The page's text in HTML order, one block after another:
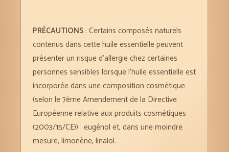
PRÉCAUTIONS : Certains composés naturels
contenus dans cette huile essentielle peuvent
présenter un risque d’allergie chez certaines
personnes sensibles lorsque l’huile essentielle est
incorporée dans une composition cosmétique
(selon le 7ème Amendement de la Directive
Européenne relative aux produits cosmétiques
(2003/15/CE)) : eugénol et, dans une moindre
mesure, limonène, linalol.